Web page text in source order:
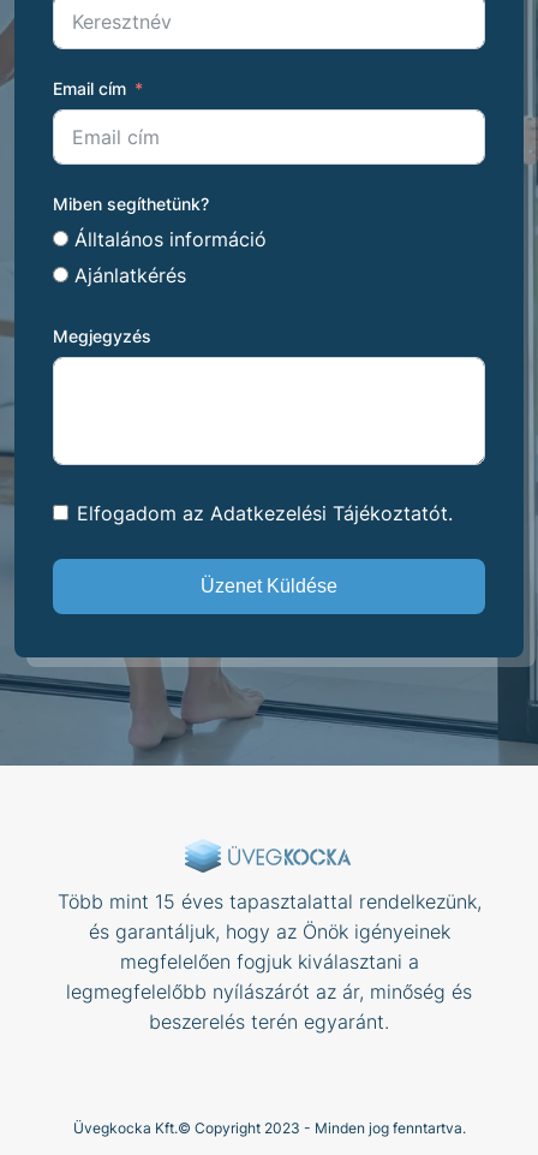
Email cím
Miben segíthetünk?
Álltalános információ
Ajánlatkérés
Megjegyzés
Elfogadom az Adatkezelési Tájékoztatót.
Üzenet Küldése
Több mint 15 éves tapasztalattal rendelkezünk,
és garantáljuk, hogy az Önök igényeinek
megfelelően fogjuk kiválasztani a
legmegfelelőbb nyílászárót az ár, minőség és
beszerelés terén egyaránt.
Üvegkocka Kft.© Copyright 2023 - Minden jog fenntartva.